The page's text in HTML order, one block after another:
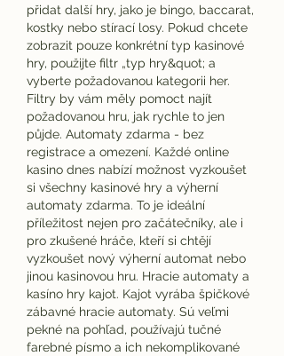
přidat další hry, jako je bingo, baccarat,
kostky nebo stírací losy. Pokud chcete
zobrazit pouze konkrétní typ kasinové
hry, použijte filtr „typ hry&quot; a
vyberte požadovanou kategorii her.
Filtry by vám měly pomoct najít
požadovanou hru, jak rychle to jen
půjde. Automaty zdarma - bez
registrace a omezení. Každé online
kasino dnes nabízí možnost vyzkoušet
si všechny kasinové hry a výherní
automaty zdarma. To je ideální
příležitost nejen pro začátečníky, ale i
pro zkušené hráče, kteří si chtějí
vyzkoušet nový výherní automat nebo
jinou kasinovou hru. Hracie automaty a
kasíno hry kajot. Kajot vyrába špičkové
zábavné hracie automaty. Sú veľmi
pekné na pohľad, používajú tučné
farebné písmo a ich nekomplikované